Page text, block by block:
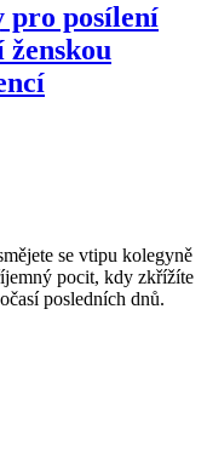
pro posílení
se vtipu kolegyně
pocit, kdy zkřížíte
posledních dnů.